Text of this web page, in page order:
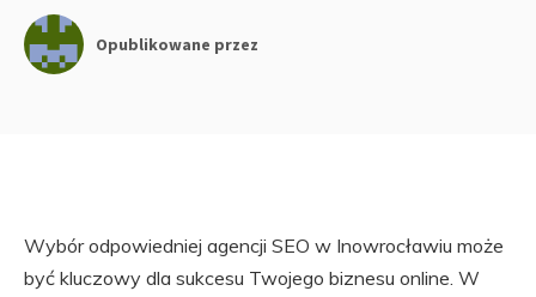
Opublikowane przez
Wybór odpowiedniej agencji SEO w Inowrocławiu może
być kluczowy dla sukcesu Twojego biznesu online. W